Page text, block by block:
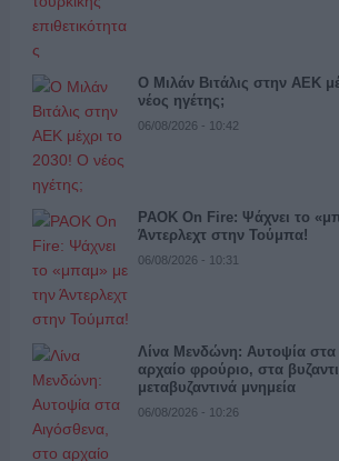
Ο Μιλάν Βιτάλις στην ΑΕΚ
νέος ηγέτης;
06/08/2026 - 10:42
PAOK On Fire: Ψάχνει το
Άντερλεχτ στην Τούμπα!
06/08/2026 - 10:31
Λίνα Μενδώνη: Αυτοψία στα
αρχαίο φρούριο, στα
μεταβυζαντινά μνημεία
06/08/2026 - 10:26